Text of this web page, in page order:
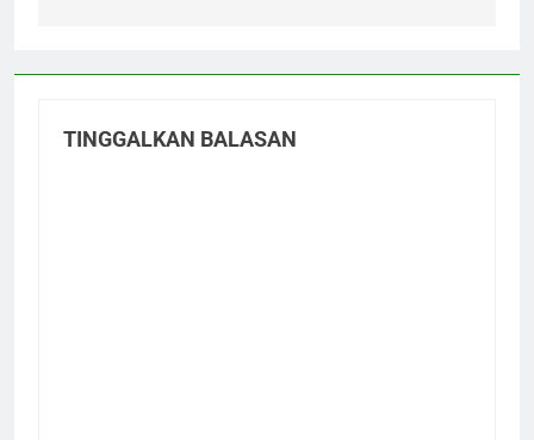
TINGGALKAN BALASAN